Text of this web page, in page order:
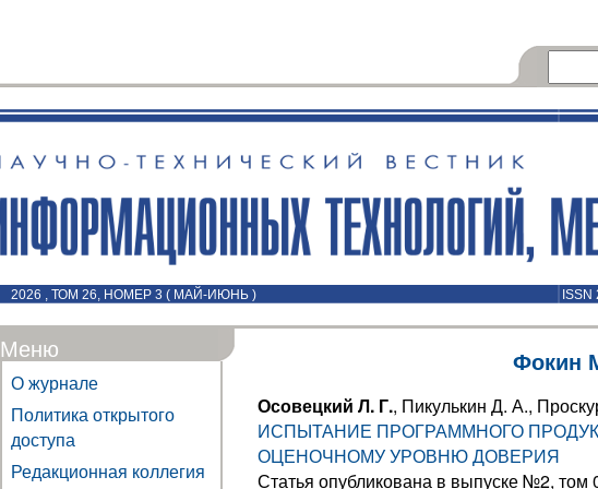
2026 , ТОМ 26, НОМЕР 3 ( МАЙ-ИЮНЬ )
Меню
О журнале
Политика открытого
доступа
Редакционная коллегия
Фокин
Осовецкий Л. Г., Пикулькин Д. А.,
ИСПЫТАНИЕ ПРОГРАММНОГО
ОЦЕНОЧНОМУ УРОВНЮ ДОВЕРИЯ
Статья опубликована в выпуске №2, том